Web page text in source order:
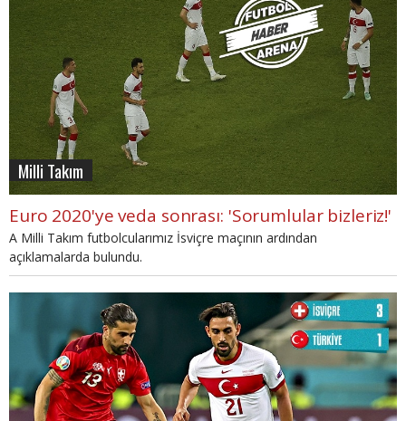
Milli Takım
Euro 2020'ye veda sonrası: 'Sorumlular bizleriz!'
A Milli Takım futbolcularımız İsviçre maçının ardından
açıklamalarda bulundu.